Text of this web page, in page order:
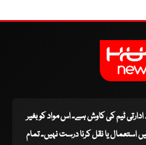
ادارتی ٹیم کی کاوش ہے۔ اس مواد کو بغیر
یا نقل کرنا درست نہیں۔ تمام